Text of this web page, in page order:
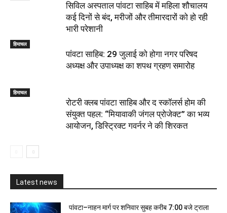
सिविल अस्पताल पांवटा साहिब में महिला शौचालय
कई दिनों से बंद, मरीजों और तीमारदारों को हो रही
भारी परेशानी
हिमाचल
पांवटा साहिब: 29 जुलाई को होगा नगर परिषद
अध्यक्ष और उपाध्यक्ष का शपथ ग्रहण समारोह
हिमाचल
​रोटरी क्लब पांवटा साहिब और द स्कॉलर्स होम की
संयुक्त पहल: “मियावाकी जंगल प्रोजेक्ट” का भव्य
आयोजन, डिस्ट्रिक्ट गवर्नर ने की शिरकत
Latest news
पांवटा–नाहन मार्ग पर शनिवार सुबह करीब 7:00 बजे ट्राला